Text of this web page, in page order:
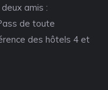
amis :
de toute
des hôtels 4 et